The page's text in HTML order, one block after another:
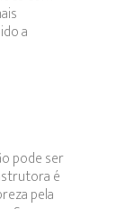
a
pode ser
é
pela